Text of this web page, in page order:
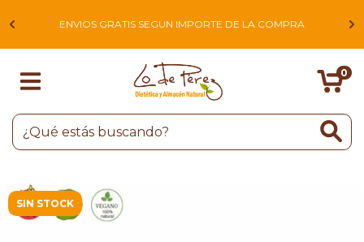
ENVIOS GRATIS SEGUN IMPORTE DE LA COMPRA
0
SIN STOCK